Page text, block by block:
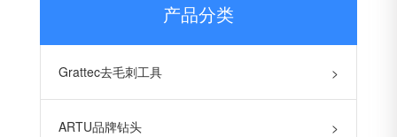
产品分类
Grattec去毛刺工具 >
ARTU品牌钻头 >